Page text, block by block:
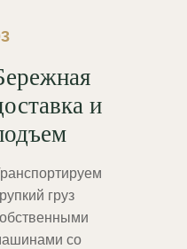
и
груз
со